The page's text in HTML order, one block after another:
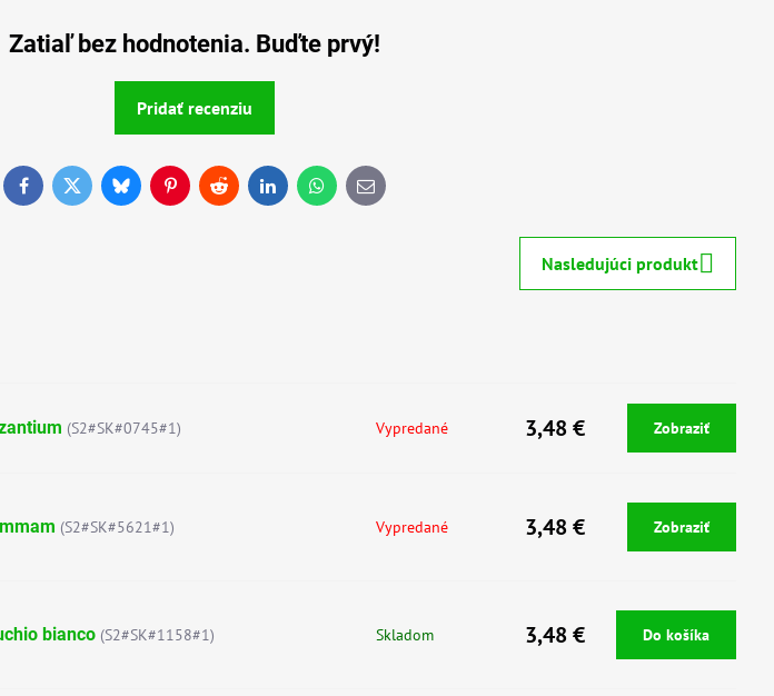
Zatiaľ bez hodnotenia. Buďte prvý!
Pridať recenziu
FacebookTwitterBlueskyPinterestRedditLinkedInWhatsApp
E-
mail
Nasledujúci produkt
(S2#SK#0745#1) Vypredané 3,48 € Zobraziť
(S2#SK#5621#1) Vypredané 3,48 € Zobraziť
bianco (S2#SK#1158#1) Skladom 3,48 € Do košíka